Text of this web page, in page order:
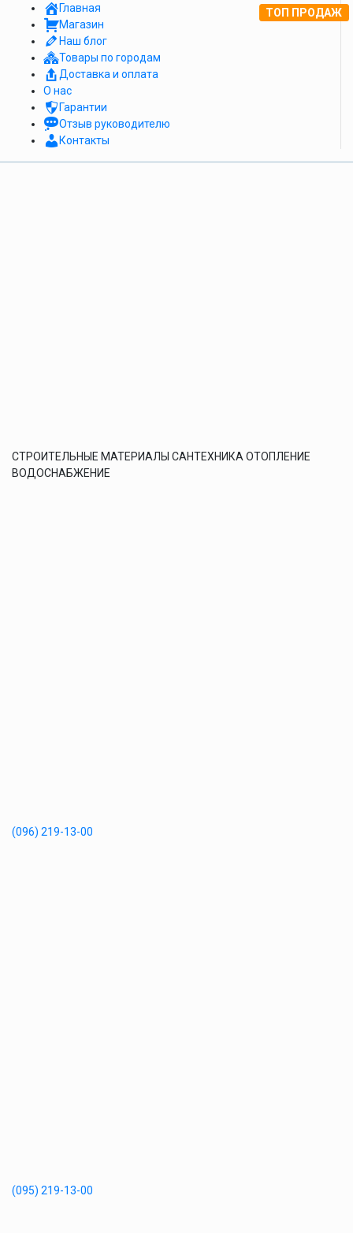
Главная
Магазин
Наш блог
Товары по городам
Доставка и оплата
О нас
Гарантии
Отзыв руководителю
Контакты
СТРОИТЕЛЬНЫЕ МАТЕРИАЛЫ САНТЕХНИКА ОТОПЛЕНИЕ
ВОДОСНАБЖЕНИЕ
(096) 219-13-00
(095) 219-13-00
ТОП ПРОДАЖ